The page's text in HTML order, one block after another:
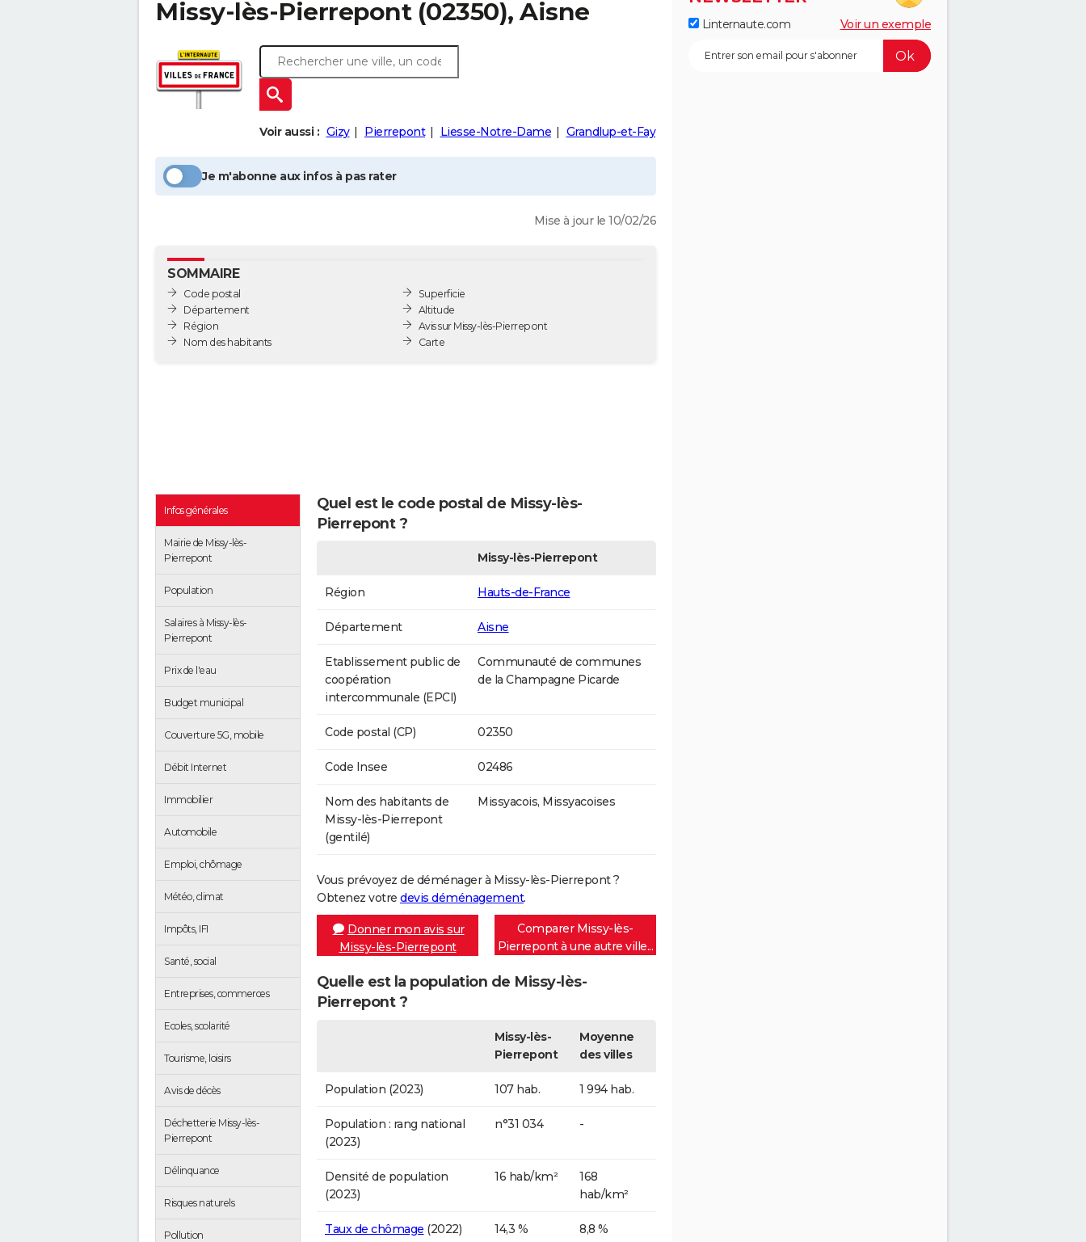
Missy-lès-Pierrepont(02350), Aisne
Voir aussi : Gizy Pierrepont Liesse-Notre-Dame Grandlup-et-Fay
Je m'abonne aux infos à pas rater
Mise à jour le 10/02/26
SOMMAIRE
Code postal
Département
Région
Nom des habitants
Superficie
Altitude
Avis sur Missy-lès-Pierrepont
Carte
Infos générales
Mairie de Missy-lès-
Pierrepont
Population
Salaires à Missy-lès-
Pierrepont
Prix de l'eau
Budget municipal
Couverture 5G, mobile
Débit Internet
Immobilier
Automobile
Emploi, chômage
Météo, climat
Impôts, IFI
Santé, social
Entreprises, commerces
Ecoles, scolarité
Tourisme, loisirs
Avis de décès
Déchetterie Missy-lès-
Pierrepont
Délinquance
Risques naturels
Pollution
Quel est le code postal de Missy-lès-
Pierrepont ?
Missy-lès-Pierrepont
Région Hauts-de-France
Département Aisne
Etablissement public de
coopération
intercommunale (EPCI)
Communauté de communes
de la Champagne Picarde
Code postal (CP) 02350
Code Insee 02486
Nom des habitants de
Missy-lès-Pierrepont
(gentilé)
Missyacois, Missyacoises
Vous prévoyez de déménager à Missy-lès-Pierrepont ?
Obtenez votre devis déménagement.
Donner mon avis sur
Missy-lès-Pierrepont
Comparer Missy-lès-
Pierrepont à une autre ville...
Quelle est la population de Missy-lès-
Pierrepont ?
Missy-lès-
Pierrepont
Moyenne
des villes
Population (2023) 107 hab. 1 994 hab.
Population : rang national
(2023)
n°31 034 -
Densité de population
(2023)
16 hab/km²
168
hab/km²
Taux de chômage (2022) 14,3 % 8,8 %
Linternaute.com Voir un exemple